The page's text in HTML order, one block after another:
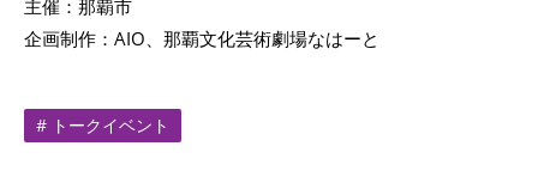
主催：那覇市
企画制作：AIO、那覇文化芸術劇場なはーと
# トークイベント